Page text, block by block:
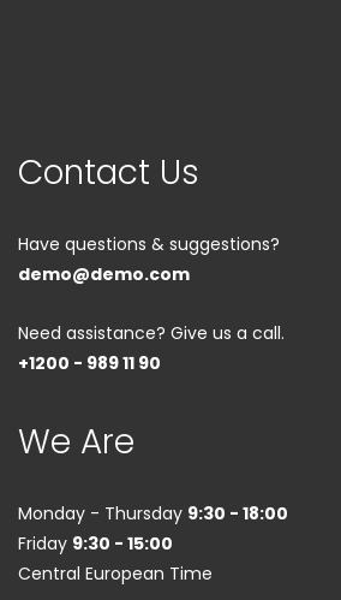
Contact Us
Have questions & suggestions?
demo@demo.com
Need assistance? Give us a call.
+1200 - 989 11 90
We Are
Monday - Thursday 9:30 - 18:00
Friday 9:30 - 15:00
Central European Time